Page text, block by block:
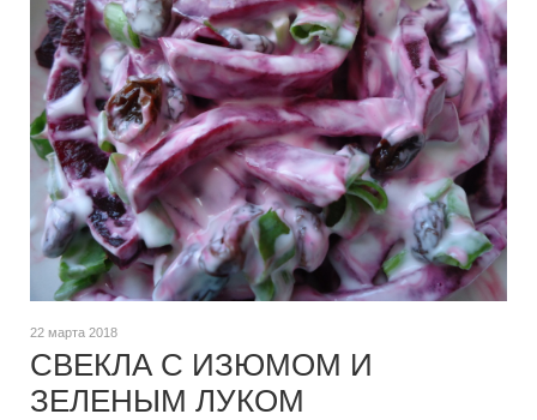
22 марта 2018
СВЕКЛА С ИЗЮМОМ И
ЗЕЛЕНЫМ ЛУКОМ